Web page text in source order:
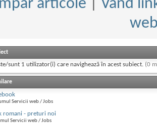
articole
Vand
sunt 1 utilizator(i) care navighează în acest subiect. (0
Servicii web / Jobs
romani - preturi noi
Servicii web / Jobs